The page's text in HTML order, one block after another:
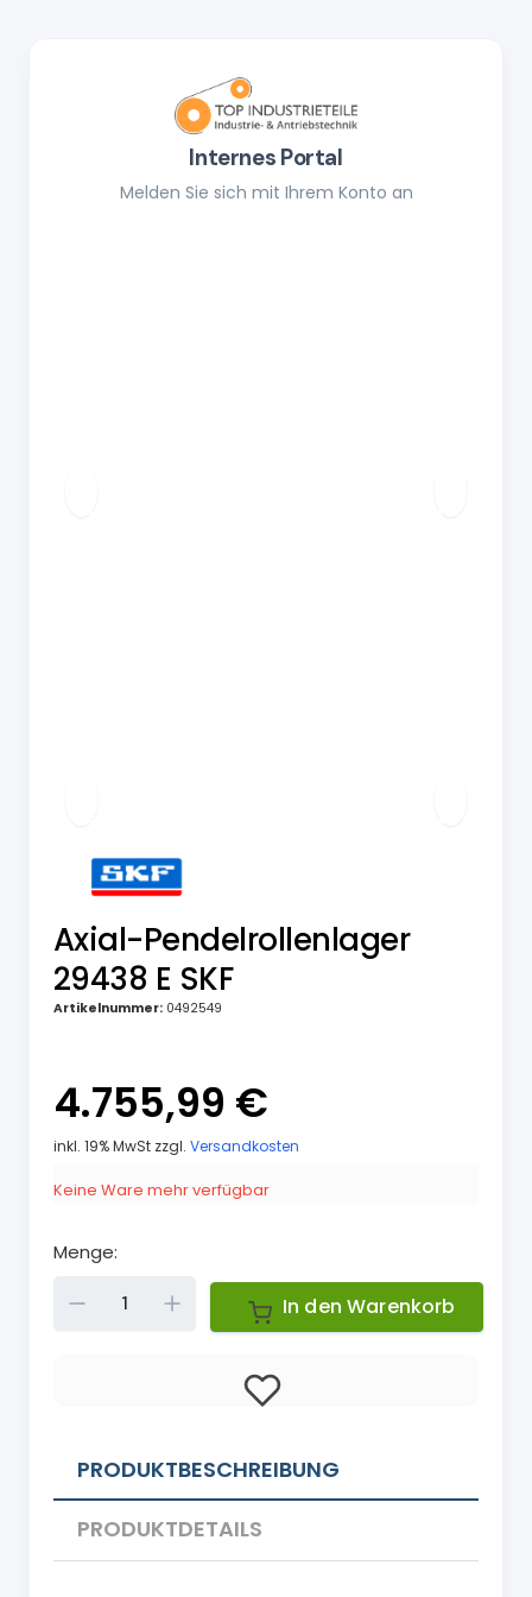
Internes Portal
Melden Sie sich mit Ihrem Konto an
Axial-Pendelrollenlager
29438 E SKF
Artikelnummer: 0492549
4.755,99 €
inkl. 19% MwSt zzgl. Versandkosten
Keine Ware mehr verfügbar
Menge:
Down In den Warenkorb
PRODUKTBESCHREIBUNG
PRODUKTDETAILS